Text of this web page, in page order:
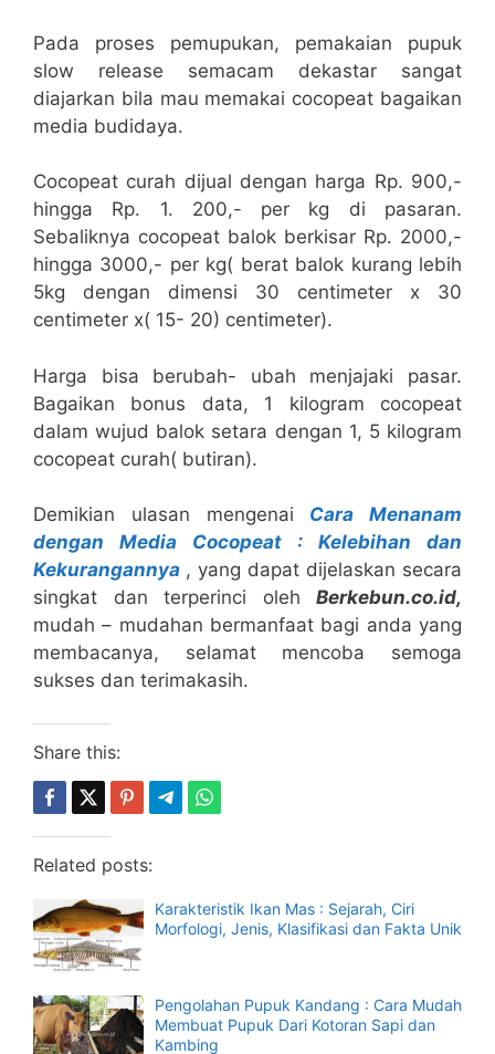
Pada proses pemupukan, pemakaian pupuk
slow release semacam dekastar sangat
diajarkan bila mau memakai cocopeat bagaikan
media budidaya.
Cocopeat curah dijual dengan harga Rp. 900,-
hingga Rp. 1. 200,- per kg di pasaran.
Sebaliknya cocopeat balok berkisar Rp. 2000,-
hingga 3000,- per kg( berat balok kurang lebih
5kg dengan dimensi 30 centimeter x 30
centimeter x( 15- 20) centimeter).
Harga bisa berubah- ubah menjajaki pasar.
Bagaikan bonus data, 1 kilogram cocopeat
dalam wujud balok setara dengan 1, 5 kilogram
cocopeat curah( butiran).
Demikian ulasan mengenai Cara Menanam
dengan Media Cocopeat : Kelebihan dan
Kekurangannya , yang dapat dijelaskan secara
singkat dan terperinci oleh Berkebun.co.id,
mudah – mudahan bermanfaat bagi anda yang
membacanya, selamat mencoba semoga
sukses dan terimakasih.
Share this:
Related posts:
Karakteristik Ikan Mas : Sejarah, Ciri
Morfologi, Jenis, Klasifikasi dan Fakta Unik
Pengolahan Pupuk Kandang : Cara Mudah
Membuat Pupuk Dari Kotoran Sapi dan
Kambing